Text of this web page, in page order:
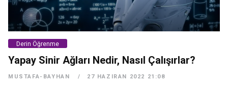
Derin Öğrenme
Yapay Sinir Ağları Nedir, Nasıl Çalışırlar?
MUSTAFA-BAYHAN 27 HAZIRAN 2022 21:08